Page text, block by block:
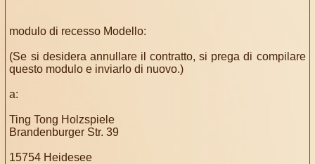
modulo di recesso Modello:
(Se si desidera annullare il contratto, si prega di compilare
questo modulo e inviarlo di nuovo.)
a:
Ting Tong Holzspiele
Brandenburger Str. 39
15754 Heidesee